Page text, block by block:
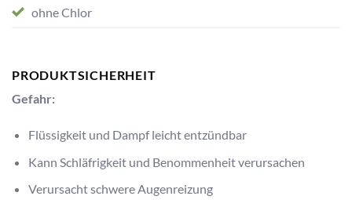
ohne Chlor
PRODUKTSICHERHEIT
Gefahr:
Flüssigkeit und Dampf leicht entzündbar
Kann Schläfrigkeit und Benommenheit verursachen
Verursacht schwere Augenreizung